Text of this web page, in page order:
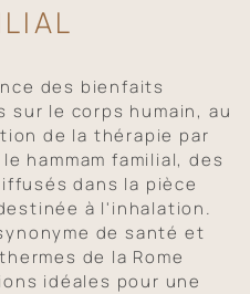
des bienfaits
le corps humain, au
de la thérapie par
hammam familial, des
dans la pièce
à l'inhalation.
de santé et
de la Rome
idéales pour une